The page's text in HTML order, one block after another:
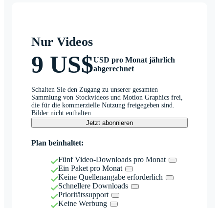
Nur Videos
9 US$USD pro Monat jährlich
abgerechnet
Schalten Sie den Zugang zu unserer gesamten
Sammlung von Stockvideos und Motion Graphics frei,
die für die kommerzielle Nutzung freigegeben sind.
Bilder nicht enthalten.
Jetzt abonnieren
Plan beinhaltet:
Fünf Video-Downloads pro Monat
Ein Paket pro Monat
Keine Quellenangabe erforderlich
Schnellere Downloads
Prioritätssupport
Keine Werbung